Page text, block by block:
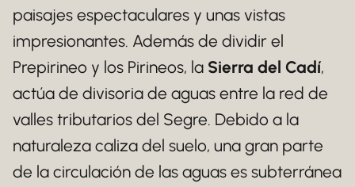
paisajes espectaculares y unas vistas
impresionantes. Además de dividir el
Prepirineo y los Pirineos, la Sierra del Cadí,
actúa de divisoria de aguas entre la red de
valles tributarios del Segre. Debido a la
naturaleza caliza del suelo, una gran parte
de la circulación de las aguas es subterránea